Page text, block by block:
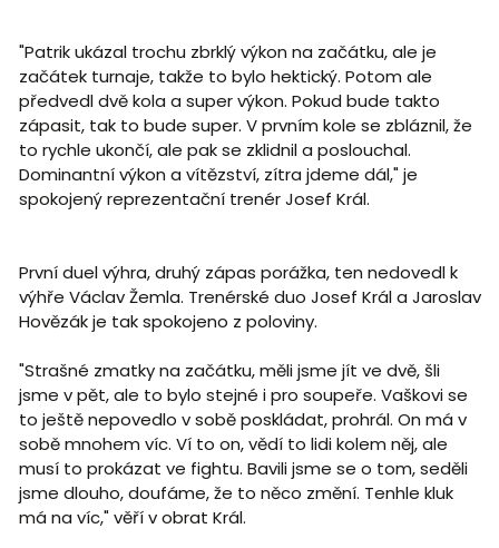
"Patrik ukázal trochu zbrklý výkon na začátku, ale je
začátek turnaje, takže to bylo hektický. Potom ale
předvedl dvě kola a super výkon. Pokud bude takto
zápasit, tak to bude super. V prvním kole se zbláznil, že
to rychle ukončí, ale pak se zklidnil a poslouchal.
Dominantní výkon a vítězství, zítra jdeme dál," je
spokojený reprezentační trenér Josef Král.
První duel výhra, druhý zápas porážka, ten nedovedl k
výhře Václav Žemla. Trenérské duo Josef Král a Jaroslav
Hovězák je tak spokojeno z poloviny.
"Strašné zmatky na začátku, měli jsme jít ve dvě, šli
jsme v pět, ale to bylo stejné i pro soupeře. Vaškovi se
to ještě nepovedlo v sobě poskládat, prohrál. On má v
sobě mnohem víc. Ví to on, vědí to lidi kolem něj, ale
musí to prokázat ve fightu. Bavili jsme se o tom, seděli
jsme dlouho, doufáme, že to něco změní. Tenhle kluk
má na víc," věří v obrat Král.